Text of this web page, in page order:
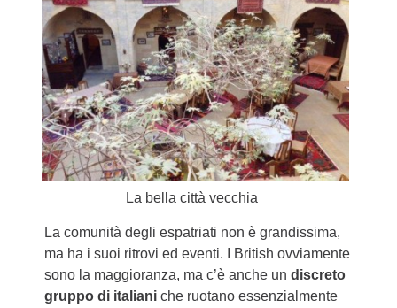
La bella città vecchia
La comunità degli espatriati non è grandissima,
ma ha i suoi ritrovi ed eventi. I British ovviamente
sono la maggioranza, ma c’è anche undiscreto
gruppo di italiani che ruotano essenzialmente